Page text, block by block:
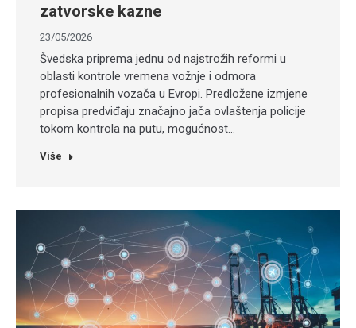
zatvorske kazne
23/05/2026
Švedska priprema jednu od najstrožih reformi u
oblasti kontrole vremena vožnje i odmora
profesionalnih vozača u Evropi. Predložene izmjene
propisa predviđaju značajno jača ovlaštenja policije
tokom kontrola na putu, mogućnost…
Više